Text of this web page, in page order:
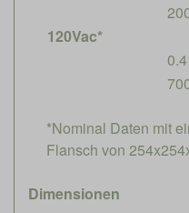
120Vac*
*Nominal Daten mit
Flansch von
Dimensionen